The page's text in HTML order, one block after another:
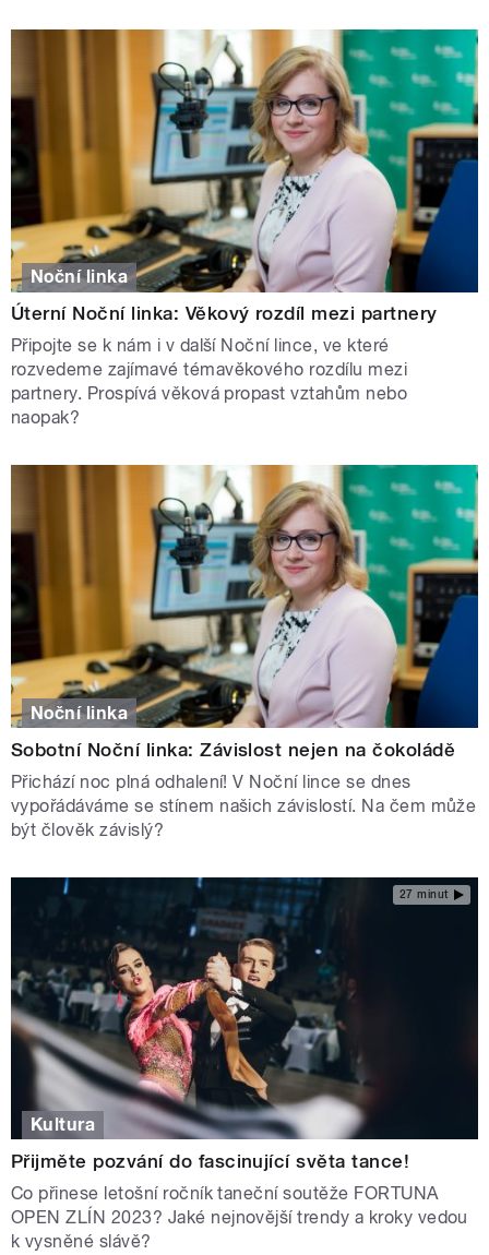
Noční linka
Úterní Noční linka: Věkový rozdíl mezi partnery
Připojte se k nám i v další Noční lince, ve které
rozvedeme zajímavé témavěkového rozdílu mezi
partnery. Prospívá věková propast vztahům nebo
naopak?
Noční linka
Sobotní Noční linka: Závislost nejen na čokoládě
Přichází noc plná odhalení! V Noční lince se dnes
vypořádáváme se stínem našich závislostí. Na čem může
být člověk závislý?
27 minut
Kultura
Přijměte pozvání do fascinující světa tance!
Co přinese letošní ročník taneční soutěže FORTUNA
OPEN ZLÍN 2023? Jaké nejnovější trendy a kroky vedou
k vysněné slávě?